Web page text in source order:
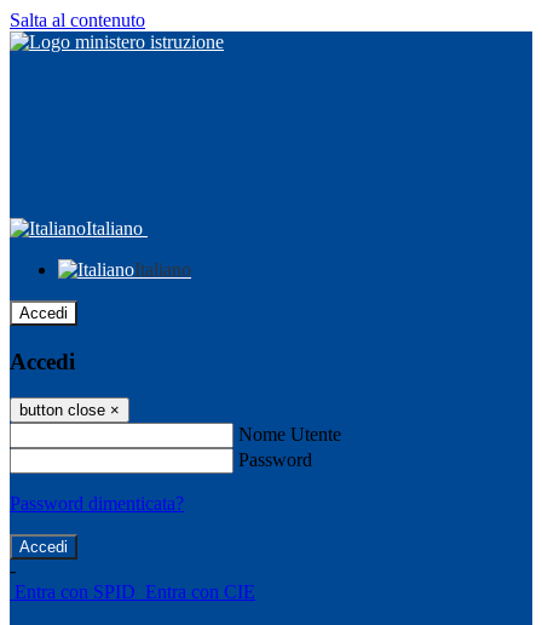
Salta al contenuto
Italiano
Italiano
Accedi
Accedi
button close ×
Nome Utente
Password
Password dimenticata?
-
Entra con SPID Entra con CIE